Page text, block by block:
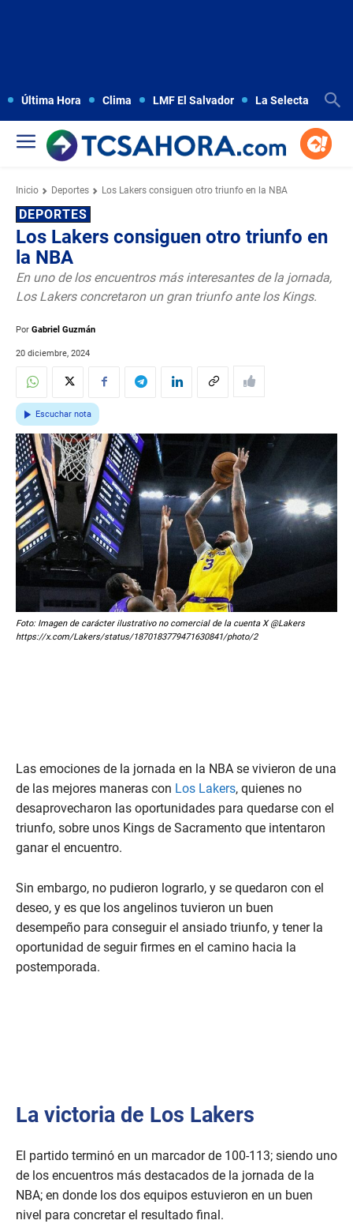
Última Hora Clima LMF El Salvador La Selecta
Inicio Deportes Los Lakers consiguen otro triunfo en la NBA
DEPORTES
Los Lakers consiguen otro triunfo en
la NBA
En uno de los encuentros más interesantes de la jornada,
Los Lakers concretaron un gran triunfo ante los Kings.
Por Gabriel Guzmán
20 diciembre, 2024
Escuchar nota
Foto: Imagen de carácter ilustrativo no comercial de la cuenta X @Lakers
https://x.com/Lakers/status/1870183779471630841/photo/2
Las emociones de la jornada en la NBA se vivieron de una
de las mejores maneras con Los Lakers, quienes no
desaprovecharon las oportunidades para quedarse con el
triunfo, sobre unos Kings de Sacramento que intentaron
ganar el encuentro.
Sin embargo, no pudieron lograrlo, y se quedaron con el
deseo, y es que los angelinos tuvieron un buen
desempeño para conseguir el ansiado triunfo, y tener la
oportunidad de seguir firmes en el camino hacia la
postemporada.
La victoria de Los Lakers
El partido terminó en un marcador de 100-113; siendo uno
de los encuentros más destacados de la jornada de la
NBA; en donde los dos equipos estuvieron en un buen
nivel para concretar el resultado final.